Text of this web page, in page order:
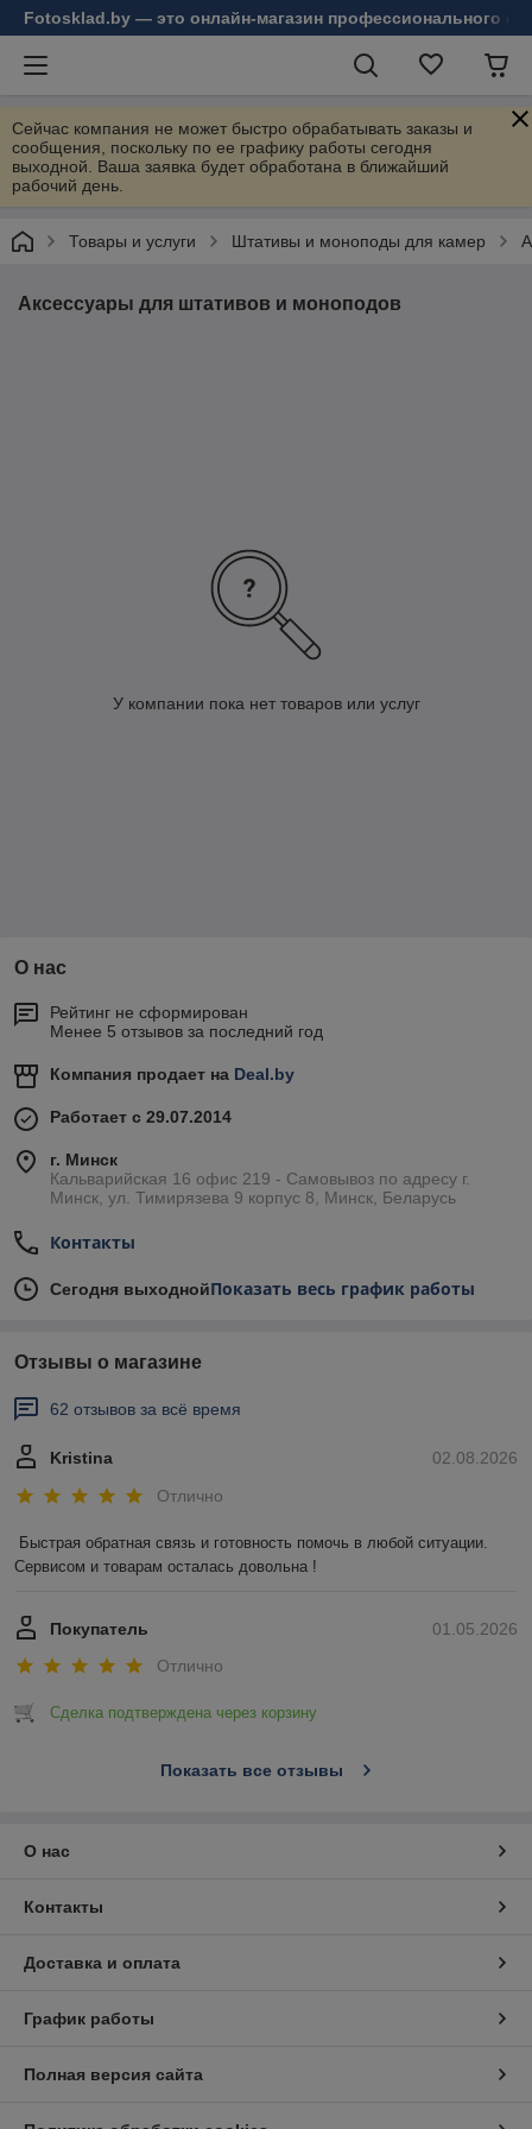
Fotosklad.by — это онлайн-магазин профессионального
Сейчас компания не может быстро обрабатывать заказы и
сообщения, поскольку по ее графику работы сегодня
выходной. Ваша заявка будет обработана в ближайший
рабочий день.
Товары и услуги Штативы и моноподы для камер
Аксессуары для штативов и моноподов
У компании пока нет товаров или услуг
О нас
Рейтинг не сформирован
Менее 5 отзывов за последний год
Компания продает на Deal.by
Работает с 29.07.2014
г. Минск
Кальварийская 16 офис 219 - Самовывоз по адресу г.
Минск, ул. Тимирязева 9 корпус 8, Минск, Беларусь
Контакты
Сегодня выходнойПоказать весь график работы
Отзывы о магазине
62 отзывов за всё время
02.08.2026
Kristina
Отлично
Быстрая обратная связь и готовность помочь в любой ситуации.
Сервисом и товарам осталась довольна !
01.05.2026
Покупатель
Отлично
Сделка подтверждена через корзину
Показать все отзывы
О нас
Контакты
Доставка и оплата
График работы
Полная версия сайта